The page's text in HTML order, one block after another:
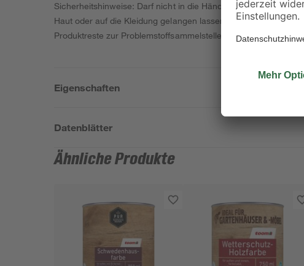
Sicherheitshinweise: Darf nicht in die Hände von Kindern
Haut oder auf die Kleidung gelangen lassen. Bei Unwohlsein
Produktreste zur Problemstoffsammelstelle bringen.
Eigenschaften
Datenblätter
Ähnliche Produkte